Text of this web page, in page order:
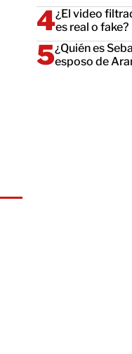
¿El video
es real o fake?
¿Quién es
esposo de